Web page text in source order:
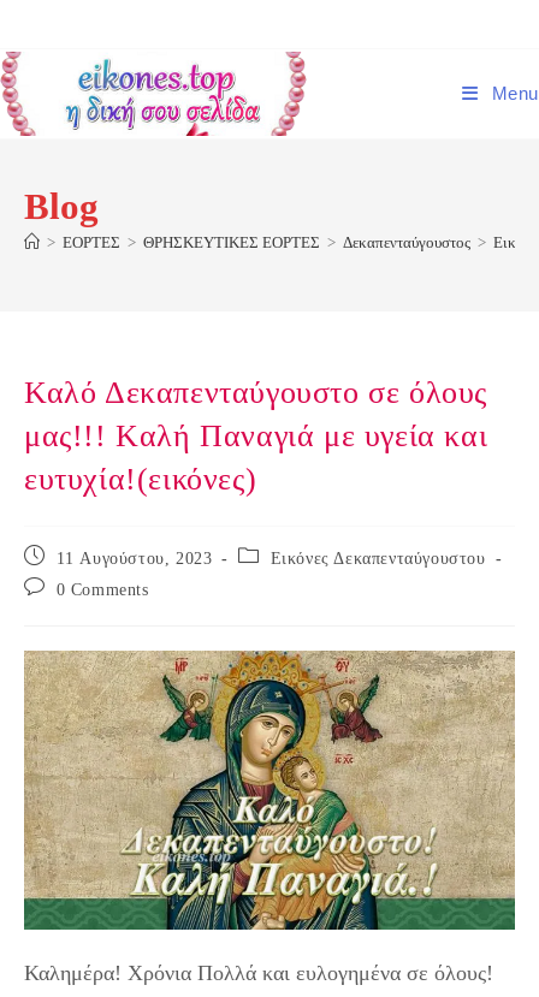
content
Menu
Blog
> ΕΟΡΤΕΣ > ΘΡΗΣΚΕΥΤΙΚΕΣ ΕΟΡΤΕΣ > Δεκαπενταύγουστος >
Καλό Δεκαπενταύγουστο σε όλους
μας!!! Kαλή Παναγιά με υγεία και
ευτυχία!(εικόνες)
Post
published:
11 Αυγούστου, 2023
Post
Εικόνες Δεκαπενταύγουστου
Post
0 Comments
Καλημέρα! Χρόνια Πολλά και ευλογημένα σε όλους!